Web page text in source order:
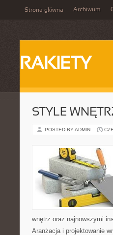
Strona główna Archiwum
RAKIETY
STYLE
POSTED BY ADMIN
wnętrz oraz najnowszymi
Aranżacja i projektowanie